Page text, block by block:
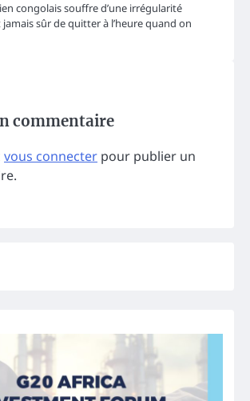
congolais souffre d’une irrégularité
jamais sûr de quitter à l’heure quand on
commentaire
vous connecter pour publier un